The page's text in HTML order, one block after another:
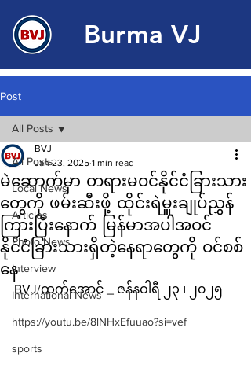
Burma VJ
Post
All Posts
Local News
Articles
Photo News
Interview
International News
https://youtu.be/8lNHxEfuuao?si=vef
sports
All Posts
မဲဆောက်မှာ တရားမဝင်နိုင်ငံခြားသား
တွေကို ဖမ်းဆီးဖို့ ထိုင်းရဲမှူးချုပ်ညွှန်
ကြားပြီးနောက် မြန်မာအပါအဝင်
နိုင်ငံခြားသားရှိတဲ့နေရာတွေကို ဝင်စစ်
နေ
BVJ
Jan 23, 2025 1 min read
BVJ/ထက်အောင် _ ဇန်နဝါရီ ၂၃ ၊ ၂၀၂၅